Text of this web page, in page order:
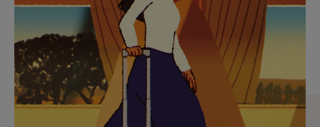
ESTÁ
PAUSADO,
PULSE
PARA
PAUSARLO.
VÍDEO
ESTÁ
DESACTIVADO:
PULSE
PARA
Encuentre su compañero de
viaje ideal